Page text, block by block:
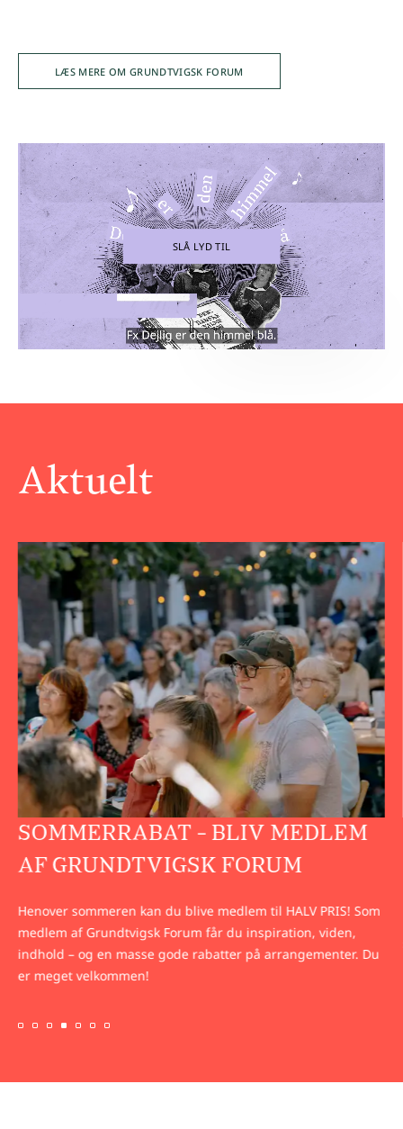
LÆS MERE OM GRUNDTVIGSK FORUM
SLÅ LYD TIL
Aktuelt
SOMMERRABAT - BLIV MEDLEM
AF GRUNDTVIGSK FORUM
Henover sommeren kan du blive medlem til HALV PRIS! Som
medlem af Grundtvigsk Forum får du inspiration, viden,
indhold – og en masse gode rabatter på arrangementer. Du
er meget velkommen!